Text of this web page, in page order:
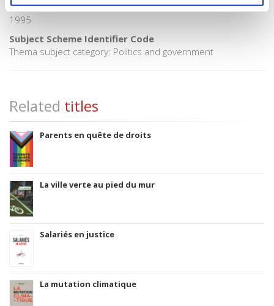
Title First Published
1995
Subject Scheme Identifier Code
Thema subject category: Politics and government
Related titles
Parents en quête de droits
La ville verte au pied du mur
Salariés en justice
La mutation climatique